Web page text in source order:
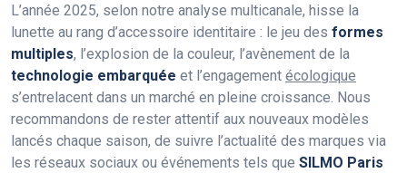
L’année 2025, selon notre analyse multicanale, hisse la
lunette au rang d’accessoire identitaire : le jeu des formes
multiples, l’explosion de la couleur, l’avènement de la
technologie embarquée et l’engagement écologique
s’entrelacent dans un marché en pleine croissance. Nous
recommandons de rester attentif aux nouveaux modèles
lancés chaque saison, de suivre l’actualité des marques via
les réseaux sociaux ou événements tels que SILMO Paris